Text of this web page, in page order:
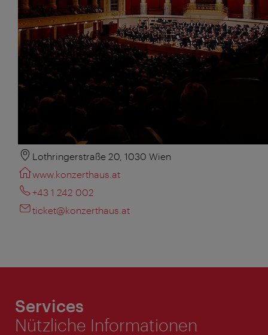
Lothringerstraße 20, 1030 Wien
www.konzerthaus.at
+43 1 242 002
ticket@konzerthaus.at
Services
Nützliche Informationen